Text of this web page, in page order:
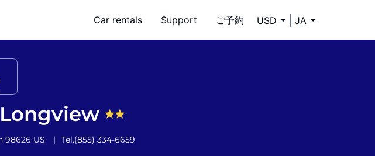
Car rentals Support ご予約 USD JA
98626 US Tel.(855) 334-6659